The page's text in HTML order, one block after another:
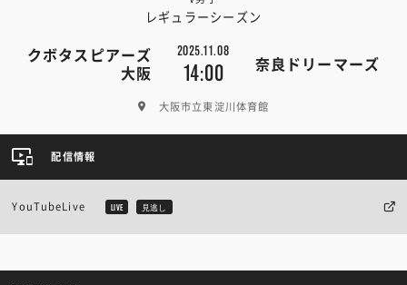
レギュラーシーズン
クボタスピアーズ
大阪
2025.11.08
14:00 奈良ドリーマーズ
大阪市立東淀川体育館
配信情報
YouTubeLive LIVE 見逃し